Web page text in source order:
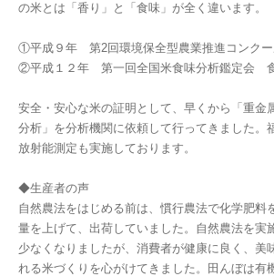
の米とは「香り」と「食味」が全く違います。
①平成９年 第2回環境保全型農業推進コンクー
②平成１２年 第一回全国米食味分析鑑定会
安全・安心な米の証明として、早くから「重金
分析」を分析機関に依頼して行ってきました。
放射能測定も実施しております。
◆生産者の声
自然農法をはじめる前は、慣行農法で化学肥料
量を上げて、出荷していました。自然農法を実
少なくなりましたが、消費者が健康に良く、美
れる米づくりを心がけてきました。田んぼは有